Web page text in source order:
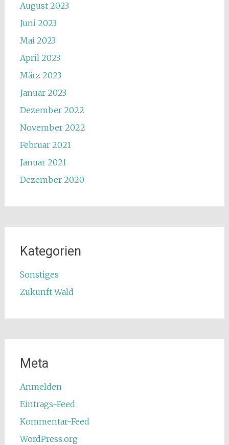
August 2023
Juni 2023
Mai 2023
April 2023
März 2023
Januar 2023
Dezember 2022
November 2022
Februar 2021
Januar 2021
Dezember 2020
Kategorien
Sonstiges
Zukunft Wald
Meta
Anmelden
Eintrags-Feed
Kommentar-Feed
WordPress.org